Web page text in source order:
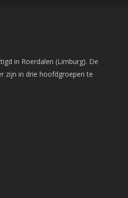
in Roerdalen (Limburg). De
zijn in drie hoofdgroepen te